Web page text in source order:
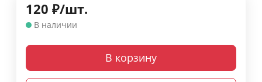
120 ₽/шт.
В наличии
В корзину